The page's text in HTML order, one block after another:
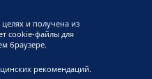
и получена из
cookie-файлы для
браузере.
рекомендаций.